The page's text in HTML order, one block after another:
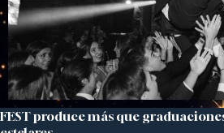
FEST produce más que